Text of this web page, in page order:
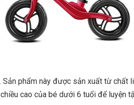
phẩm này được sản xuất từ chất
cao của bé dưới 6 tuổi để luyện